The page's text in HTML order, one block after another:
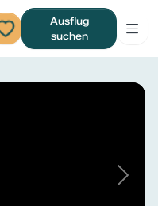
Ausflug
suchen
Next